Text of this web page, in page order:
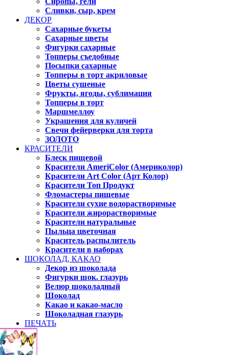
Сливки, сыр, крем
ДЕКОР
Сахарные букеты
Сахарные цветы
Фигурки сахарные
Топперы съедобные
Посыпки сахарные
Топперы в торт акриловые
Цветы сушеные
Фрукты, ягоды, сублимация
Топперы в торт
Маршмеллоу
Украшения для куличей
Свечи фейерверки для торта
ЗОЛОТО
КРАСИТЕЛИ
Блеск пищевой
Красители AmeriColor (Америколор)
Красители Art Color (Арт Колор)
Красители Топ Продукт
Фломастеры пищевые
Красители сухие водорастворимые
Красители жирорастворимые
Красители натуральные
Пыльца цветочная
Краситель распылитель
Красители в наборах
ШОКОЛАД, КАКАО
Декор из шоколада
Фигурки шок. глазурь
Велюр шоколадный
Шоколад
Какао и какао-масло
Шоколадная глазурь
ПЕЧАТЬ